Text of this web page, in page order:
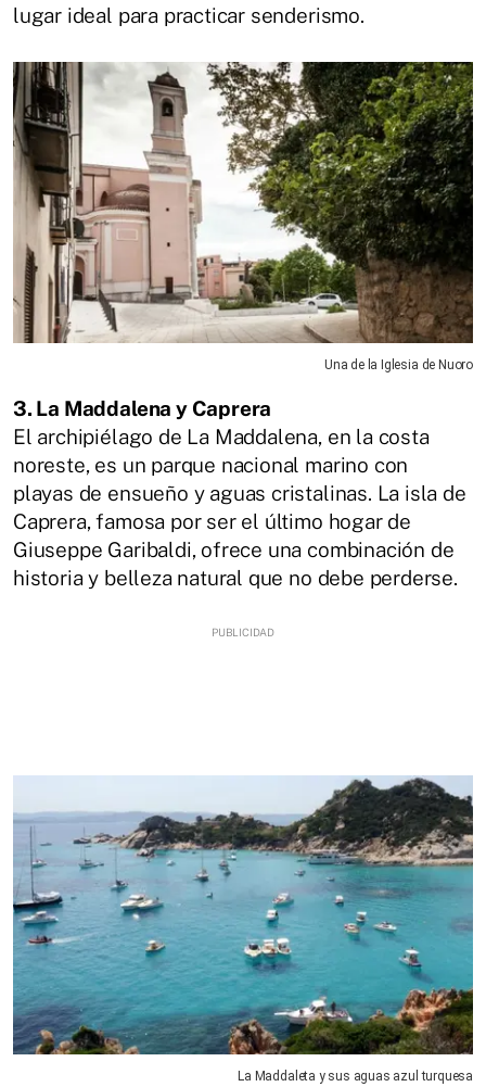
lugar ideal para practicar senderismo.
Una de la Iglesia de Nuoro
3. La Maddalena y Caprera
El archipiélago de La Maddalena, en la costa
noreste, es un parque nacional marino con
playas de ensueño y aguas cristalinas. La isla de
Caprera, famosa por ser el último hogar de
Giuseppe Garibaldi, ofrece una combinación de
historia y belleza natural que no debe perderse.
La Maddaleta y sus aguas azul turquesa